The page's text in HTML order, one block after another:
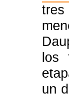
los
un